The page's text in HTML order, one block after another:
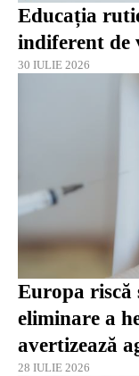
Educația
indiferent de
30 IULIE 2026
Europa riscă
eliminare a
avertizează
28 IULIE 2026